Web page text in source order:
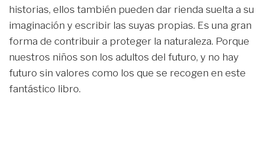
historias, ellos también pueden dar rienda suelta a su
imaginación y escribir las suyas propias. Es una gran
forma de contribuir a proteger la naturaleza. Porque
nuestros niños son los adultos del futuro, y no hay
futuro sin valores como los que se recogen en este
fantástico libro.